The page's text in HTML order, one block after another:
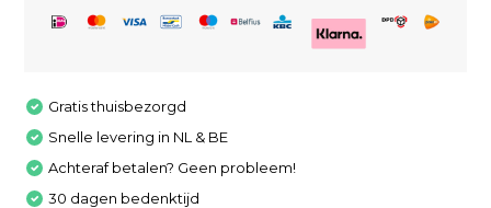
Gratis thuisbezorgd
Snelle levering in NL & BE
Achteraf betalen? Geen probleem!
30 dagen bedenktijd